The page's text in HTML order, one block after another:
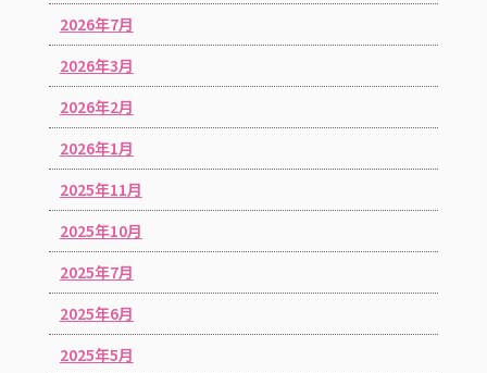
2026年7月
2026年3月
2026年2月
2026年1月
2025年11月
2025年10月
2025年7月
2025年6月
2025年5月